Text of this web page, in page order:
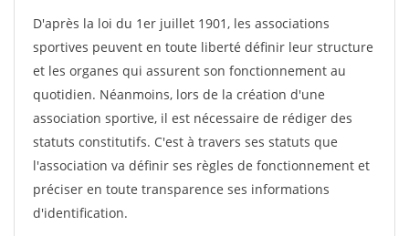
D'après la loi du 1er juillet 1901, les associations
sportives peuvent en toute liberté définir leur structure
et les organes qui assurent son fonctionnement au
quotidien. Néanmoins, lors de la création d'une
association sportive, il est nécessaire de rédiger des
statuts constitutifs. C'est à travers ses statuts que
l'association va définir ses règles de fonctionnement et
préciser en toute transparence ses informations
d'identification.